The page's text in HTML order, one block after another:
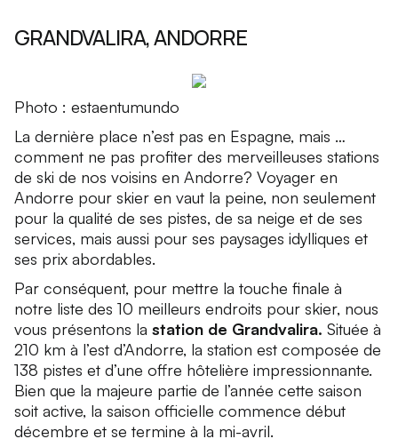
GRANDVALIRA, ANDORRE
Photo : estaentumundo
La dernière place n’est pas en Espagne, mais …
comment ne pas profiter des merveilleuses stations
de ski de nos voisins en Andorre? Voyager en
Andorre pour skier en vaut la peine, non seulement
pour la qualité de ses pistes, de sa neige et de ses
services, mais aussi pour ses paysages idylliques et
ses prix abordables.
Par conséquent, pour mettre la touche finale à
notre liste des 10 meilleurs endroits pour skier, nous
vous présentons la station de Grandvalira. Située à
210 km à l’est d’Andorre, la station est composée de
138 pistes et d’une offre hôtelière impressionnante.
Bien que la majeure partie de l’année cette saison
soit active, la saison officielle commence début
décembre et se termine à la mi-avril.